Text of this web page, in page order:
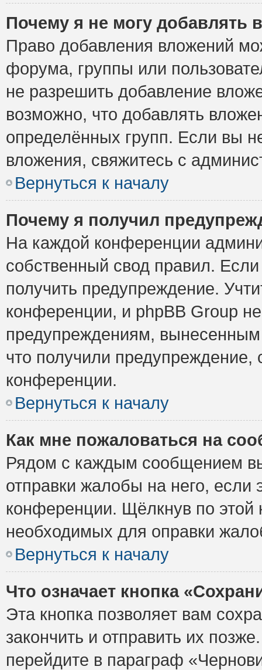
Почему я не могу добавлять
Право добавления вложений
форума, группы или
не разрешить добавление
возможно, что добавлять
определённых групп. Если вы
вложения, свяжитесь с
Вернуться к началу
Почему я получил
На каждой конференции
собственный свод правил.
получить предупреждение.
конференции, и phpBB Group
предупреждениям,
что получили предупреждение,
конференции.
Вернуться к началу
Как мне пожаловаться на
Рядом с каждым сообщением
отправки жалобы на него,
конференции. Щёлкнув по этой
необходимых для оправки
Вернуться к началу
Что означает кнопка
Эта кнопка позволяет вам
закончить и отправить их
перейдите в параграф